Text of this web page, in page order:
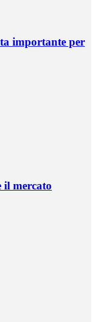
importante per
il mercato